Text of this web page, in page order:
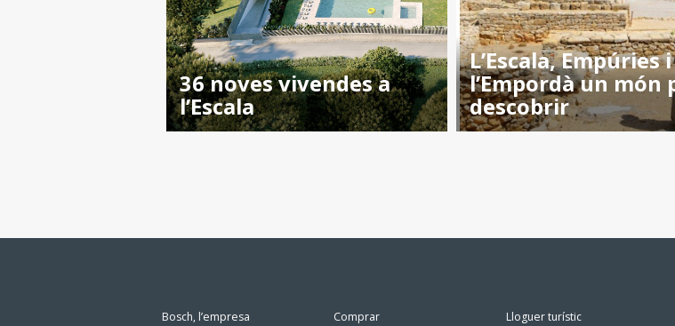
36 noves vivendes a
l’Escala
L’Escala, Empúries i
l’Empordà un món
descobrir
Bosch, l’empresa
Comprar
Lloguer turístic